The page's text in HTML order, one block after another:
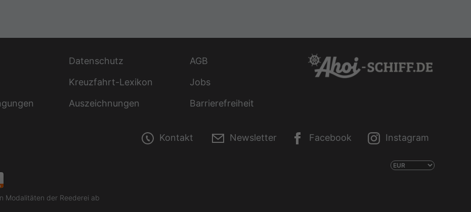
Datenschutz
AGB
Kreuzfahrt-Lexikon
Jobs
Auszeichnungen Barrierefreiheit
Modalitäten der Reederei ab
Kontakt Newsletter Facebook Instagram